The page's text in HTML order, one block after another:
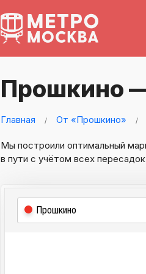
Прошкино
Главная От «Прошкино»
Мы построили оптимальный
в пути с учётом всех